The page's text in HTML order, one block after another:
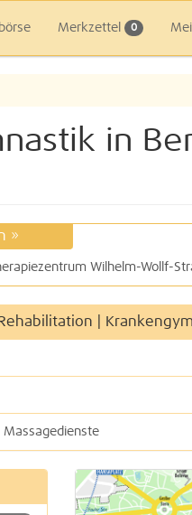
Merkzettel 0
in
»
|
Massagedienste